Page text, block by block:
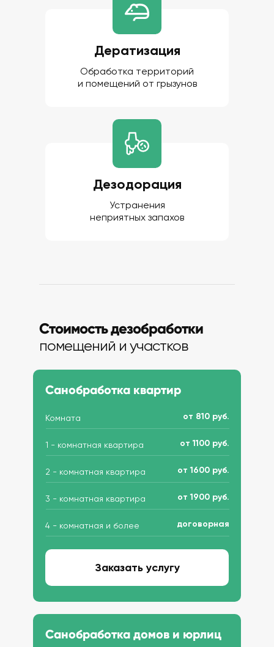
Дератизация
Обработка территорий
и помещений от грызунов
Дезодорация
Устранения
неприятных запахов
Санобработка квартир
Комната
Заказать услугу
от 810 руб.
1 - комнатная квартира от 1100 руб.
2 - комнатная квартира от 1600 руб.
3 - комнатная квартира от 1900 руб.
4 - комнатная и более договорная
Санобработка домов и юрлиц
Стоимость дезобработки
помещений и участков